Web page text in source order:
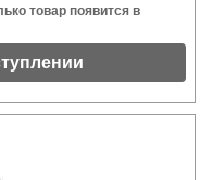
товар появится в